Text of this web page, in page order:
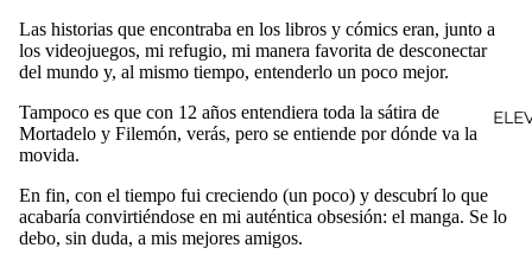
Las historias que encontraba en los libros y cómics eran, junto a
los videojuegos, mi refugio, mi manera favorita de desconectar
del mundo y, al mismo tiempo, entenderlo un poco mejor.
Tampoco es que con 12 años entendiera toda la sátira de
Mortadelo y Filemón, verás, pero se entiende por dónde va la
movida.
En fin, con el tiempo fui creciendo (un poco) y descubrí lo que
acabaría convirtiéndose en mi auténtica obsesión: el manga. Se lo
debo, sin duda, a mis mejores amigos.